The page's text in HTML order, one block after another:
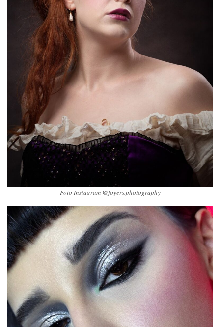
Foto Instagram @foyers.photography